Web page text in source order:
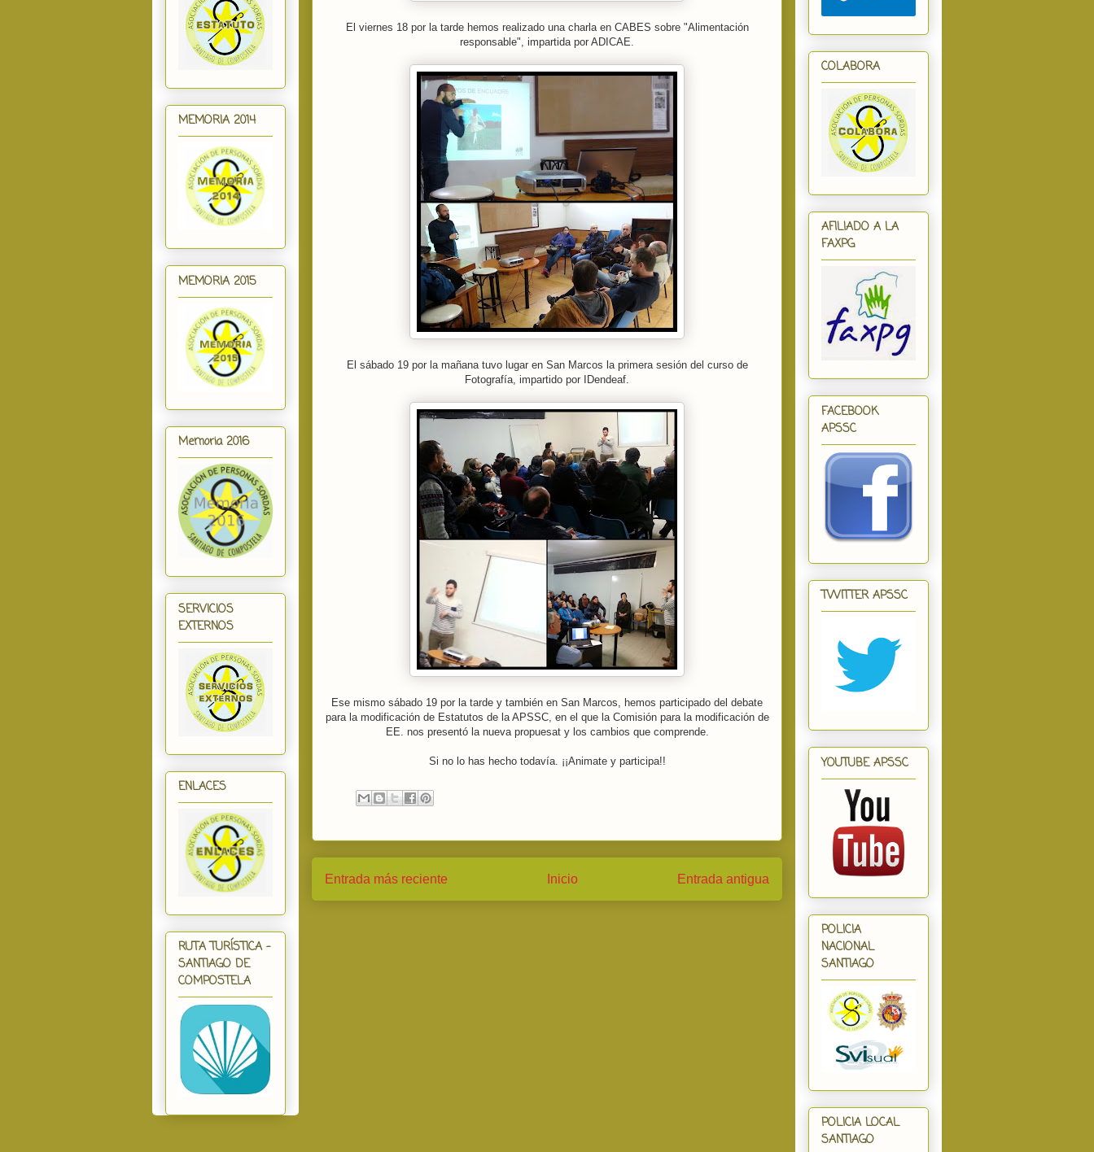
El viernes 18 por la tarde hemos realizado una charla en CABES sobre "Alimentación
responsable", impartida por ADICAE.
El sábado 19 por la mañana tuvo lugar en San Marcos la primera sesión del curso de
Fotografía, impartido por IDendeaf.
Ese mismo sábado 19 por la tarde y también en San Marcos, hemos participado del debate
para la modificación de Estatutos de la APSSC, en el que la Comisión para la modificación de
EE. nos presentó la nueva propuesat y los cambios que comprende.
Si no lo has hecho todavía. ¡¡Animate y participa!!
Entrada más reciente Entrada antigua
Inicio
MEMORIA 2014
MEMORIA 2015
Memoria 2016
SERVICIOS
EXTERNOS
ENLACES
RUTA TURÍSTICA -
SANTIAGO DE
COMPOSTELA
COLABORA
AFILIADO A LA
FAXPG
FACEBOOK
APSSC
TWITTER APSSC
YOUTUBE APSSC
POLICIA
NACIONAL
SANTIAGO
POLICIA LOCAL
SANTIAGO